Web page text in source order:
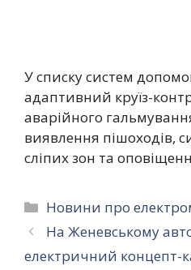
У списку систем
адаптивний круїз-
аварійного
виявлення пішоходів,
сліпих зон та
Категорії
Новини про
На Женевському
електричний концепт-